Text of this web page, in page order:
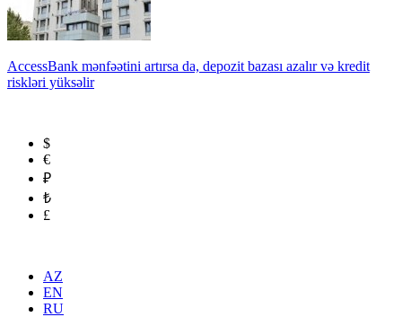
AccessBank mənfəətini artırsa da, depozit bazası azalır və kredit
riskləri yüksəlir
$
€
₽
₺
£
AZ
EN
RU